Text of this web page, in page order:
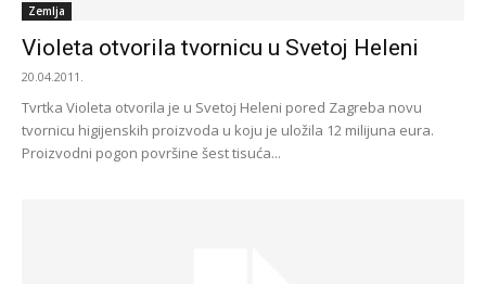
Zemlja
Violeta otvorila tvornicu u Svetoj Heleni
20.04.2011.
Tvrtka Violeta otvorila je u Svetoj Heleni pored Zagreba novu
tvornicu higijenskih proizvoda u koju je uložila 12 milijuna eura.
Proizvodni pogon površine šest tisuća...